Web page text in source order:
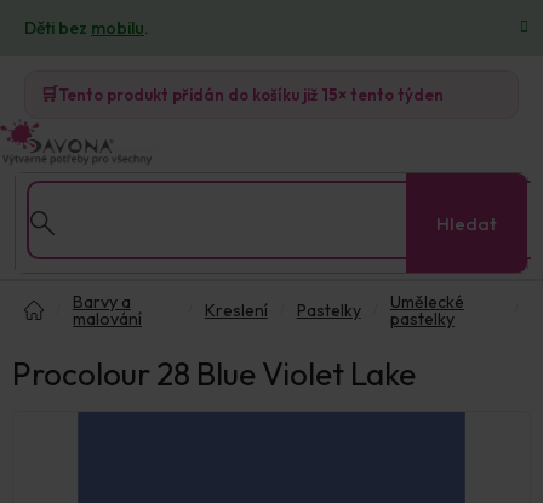
obsah
Děti bez mobilu.
🛒Tento produkt přidán do košíku již 15× tento týden
Hledat
Barvy a
malování Kreslení Pastelky Umělecké
pastelky
Procolour 28 Blue Violet Lake